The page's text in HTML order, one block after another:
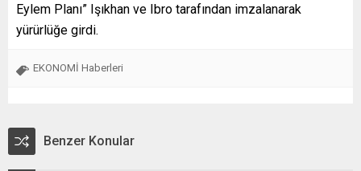
Eylem Planı” Işıkhan ve Ibro tarafından imzalanarak
yürürlüğe girdi.
EKONOMİ Haberleri
Benzer Konular